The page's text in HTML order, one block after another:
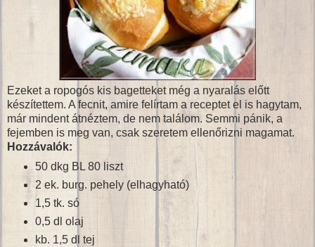
Ezeket a ropogós kis bagetteket még a nyaralás előtt
készítettem. A fecnit, amire felírtam a receptet el is hagytam,
már mindent átnéztem, de nem találom. Semmi pánik, a
fejemben is meg van, csak szeretem ellenőrizni magamat.
Hozzávalók:
50 dkg BL 80 liszt
2 ek. burg. pehely (elhagyható)
1,5 tk. só
0,5 dl olaj
kb. 1,5 dl tej